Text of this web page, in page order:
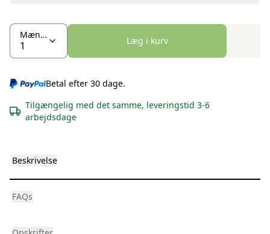
Mængde
Læg i kurv
Betal efter 30 dage.
Tilgængelig med det samme, leveringstid 3-6
arbejdsdage
Beskrivelse
FAQs